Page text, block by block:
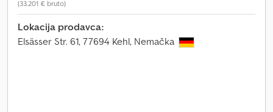
(33.201 € bruto)
Lokacija prodavca:
Elsässer Str. 61, 77694 Kehl, Nemačka